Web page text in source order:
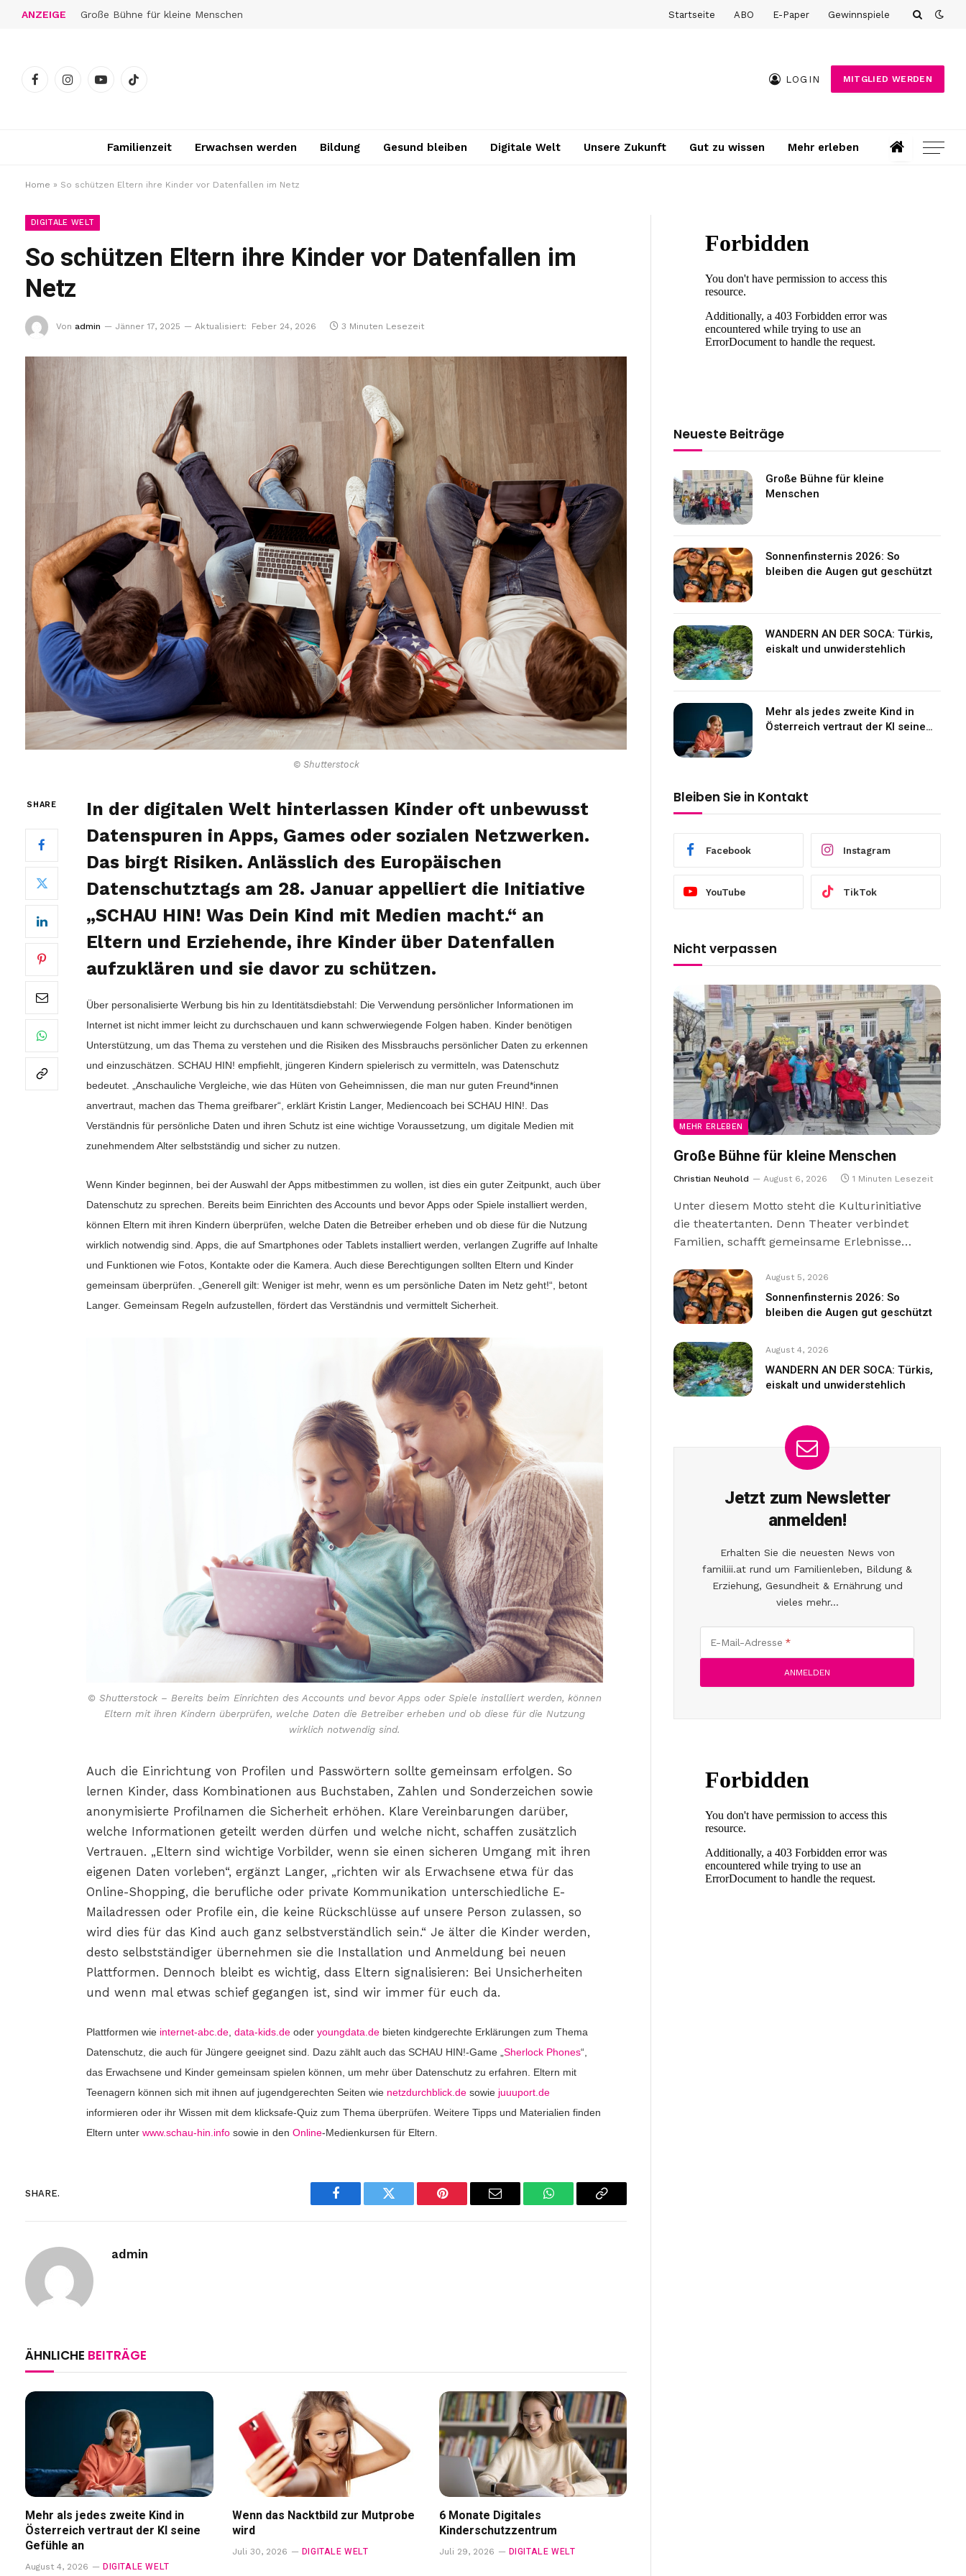
ANZEIGE Große Bühne für kleine Menschen Startseite ABO E-Paper Gewinnspiele
FacebookInstagramYouTubeTikTok
LOGIN MITGLIED WERDEN
Familienzeit Erwachsen werden Bildung Gesund bleiben Digitale Welt Unsere Zukunft Gut zu wissen Mehr erleben
Home » So schützen Eltern ihre Kinder vor Datenfallen im Netz
DIGITALE WELT
So schützen Eltern ihre Kinder vor Datenfallen im
Netz
Von admin Jänner 17, 2025 Aktualisiert: Feber 24, 2026 3 Minuten Lesezeit
© Shutterstock
SHARE
In der digitalen Welt hinterlassen Kinder oft unbewusst
Datenspuren in Apps, Games oder sozialen Netzwerken.
Das birgt Risiken. Anlässlich des Europäischen
Datenschutztags am 28. Januar appelliert die Initiative
„SCHAU HIN! Was Dein Kind mit Medien macht.“ an
Eltern und Erziehende, ihre Kinder über Datenfallen
aufzuklären und sie davor zu schützen.
Über personalisierte Werbung bis hin zu Identitätsdiebstahl: Die Verwendung persönlicher Informationen im
Internet ist nicht immer leicht zu durchschauen und kann schwerwiegende Folgen haben. Kinder benötigen
Unterstützung, um das Thema zu verstehen und die Risiken des Missbrauchs persönlicher Daten zu erkennen
und einzuschätzen. SCHAU HIN! empfiehlt, jüngeren Kindern spielerisch zu vermitteln, was Datenschutz
bedeutet. „Anschauliche Vergleiche, wie das Hüten von Geheimnissen, die man nur guten Freund*innen
anvertraut, machen das Thema greifbarer“, erklärt Kristin Langer, Mediencoach bei SCHAU HIN!. Das
Verständnis für persönliche Daten und ihren Schutz ist eine wichtige Voraussetzung, um digitale Medien mit
zunehmendem Alter selbstständig und sicher zu nutzen.
Wenn Kinder beginnen, bei der Auswahl der Apps mitbestimmen zu wollen, ist dies ein guter Zeitpunkt, auch über
Datenschutz zu sprechen. Bereits beim Einrichten des Accounts und bevor Apps oder Spiele installiert werden,
können Eltern mit ihren Kindern überprüfen, welche Daten die Betreiber erheben und ob diese für die Nutzung
wirklich notwendig sind. Apps, die auf Smartphones oder Tablets installiert werden, verlangen Zugriffe auf Inhalte
und Funktionen wie Fotos, Kontakte oder die Kamera. Auch diese Berechtigungen sollten Eltern und Kinder
gemeinsam überprüfen. „Generell gilt: Weniger ist mehr, wenn es um persönliche Daten im Netz geht!“, betont
Langer. Gemeinsam Regeln aufzustellen, fördert das Verständnis und vermittelt Sicherheit.
© Shutterstock – Bereits beim Einrichten des Accounts und bevor Apps oder Spiele installiert werden, können
Eltern mit ihren Kindern überprüfen, welche Daten die Betreiber erheben und ob diese für die Nutzung
wirklich notwendig sind.
Auch die Einrichtung von Profilen und Passwörtern sollte gemeinsam erfolgen. So
lernen Kinder, dass Kombinationen aus Buchstaben, Zahlen und Sonderzeichen sowie
anonymisierte Profilnamen die Sicherheit erhöhen. Klare Vereinbarungen darüber,
welche Informationen geteilt werden dürfen und welche nicht, schaffen zusätzlich
Vertrauen. „Eltern sind wichtige Vorbilder, wenn sie einen sicheren Umgang mit ihren
eigenen Daten vorleben“, ergänzt Langer, „richten wir als Erwachsene etwa für das
Online-Shopping, die berufliche oder private Kommunikation unterschiedliche E-
Mailadressen oder Profile ein, die keine Rückschlüsse auf unsere Person zulassen, so
wird dies für das Kind auch ganz selbstverständlich sein.“ Je älter die Kinder werden,
desto selbstständiger übernehmen sie die Installation und Anmeldung bei neuen
Plattformen. Dennoch bleibt es wichtig, dass Eltern signalisieren: Bei Unsicherheiten
und wenn mal etwas schief gegangen ist, sind wir immer für euch da.
Plattformen wie internet-abc.de, data-kids.deoder youngdata.debieten kindgerechte Erklärungen zum Thema
Datenschutz, die auch für Jüngere geeignet sind. Dazu zählt auch das SCHAU HIN!-Game „ Sherlock Phones“,
das Erwachsene und Kinder gemeinsam spielen können, um mehr über Datenschutz zu erfahren. Eltern mit
Teenagern können sich mit ihnen auf jugendgerechten Seiten wie netzdurchblick.desowie juuuport.de
informieren oder ihr Wissen mit dem klicksafe-Quiz zum Thema überprüfen. Weitere Tipps und Materialien finden
Eltern unter www.schau-hin.infosowie in den Online-Medienkursen für Eltern.
SHARE.
Facebook Twitter Pinterest Email WhatsAppCopy
admin
ÄHNLICHE BEITRÄGE
Mehr als jedes zweite Kind in
Österreich vertraut der KI seine
Gefühle an
August 4, 2026 DIGITALE WELT
Wenn das Nacktbild zur Mutprobe
wird
Juli 30, 2026 DIGITALE WELT
6 Monate Digitales
Kinderschutzzentrum
Juli 29, 2026 DIGITALE WELT
Neueste Beiträge
Große Bühne für kleine
Menschen
Sonnenfinsternis 2026: So
bleiben die Augen gut geschützt
WANDERN AN DER SOCA: Türkis,
eiskalt und unwiderstehlich
Mehr als jedes zweite Kind in
Österreich vertraut der KI seine
Bleiben Sie in Kontakt
Facebook Instagram
YouTube TikTok
Nicht verpassen
MEHR ERLEBEN
Große Bühne für kleine Menschen
Christian Neuhold August 6, 2026 1 Minuten Lesezeit
Unter diesem Motto steht die Kulturinitiative
die theatertanten. Denn Theater verbindet
Familien, schafft gemeinsame Erlebnisse…
August 5, 2026
Sonnenfinsternis 2026: So
bleiben die Augen gut geschützt
August 4, 2026
WANDERN AN DER SOCA: Türkis,
eiskalt und unwiderstehlich
Jetzt zum Newsletter
anmelden!
Erhalten Sie die neuesten News von
familiii.at rund um Familienleben, Bildung &
Erziehung, Gesundheit & Ernährung und
vieles mehr...
E-Mail-Adresse